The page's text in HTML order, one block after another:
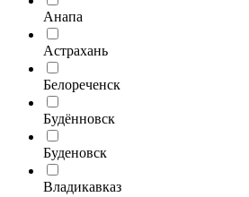
Анапа
Астрахань
Белореченск
Будённовск
Буденовск
Владикавказ